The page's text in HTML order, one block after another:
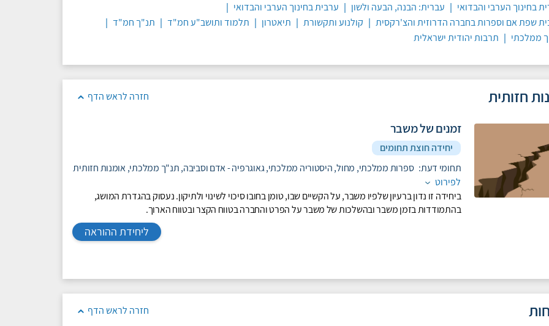
בחינוך הערבי והבדואי | עברית: הבנה, הבעה ולשון | ערבית בחינוך הערבי והבדואי |
שפת אם וספרות בחברה הדרוזית והצ'רקסית | קולנוע ותקשורת | תיאטרון | תלמוד ותושב"ע חמ"ד | תנ"ך חמ"ד |
ממלכתי | תרבות יהודית ישראלית
חזרה לראש הדף חזותית
זמנים של משבר
יחידה חוצת תחומים
תחומי דעת: ספרות ממלכתי, מחול,היסטוריה ממלכתי,גאוגרפיה - אדם וסביבה,תנ"ך ממלכתי,אומנות חזותית
לפירוט
ביחידה זו נדון ברעיון שלפיו משבר, על הקשיים שבו, טומן בחובו סיכוי לשינוי ולתיקון. נעסוק בהגדרת המושג,
בהתמודדות בזמן משבר ובהשלכות של משבר על הפרט והחברה בטווח הקצר ובטווח הארוך.
ליחידת ההוראה
חזרה לראש הדף